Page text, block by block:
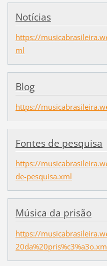
Notícias
https://
ml
Blog
https://
Fontes de pesquisa
https://
de-pesquisa.xml
Música da prisão
https://